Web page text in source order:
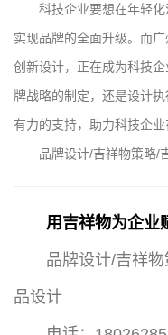
科技企业要想在年轻
实现品牌的全面升级。而
创新设计，正在成为科技
牌战略的制定，还是设计
有力的支持，助力科技企
品牌设计/吉祥物策略/
用吉祥物为企业
品牌设计/吉祥
品设计